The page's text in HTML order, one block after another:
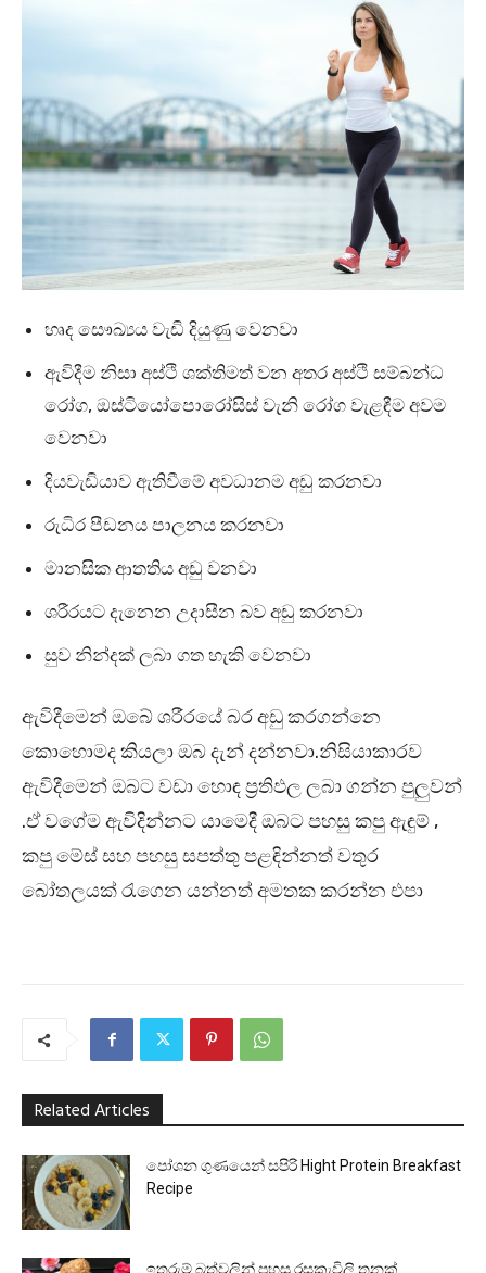
හෘද සෞඛ්‍යය වැඩි දියුණු වෙනවා
ඇවිදීම නිසා අස්ථි ශක්තිමත් වන අතර අස්ථි සම්බන්ධ
රෝග, ඔස්ටියෝපොරෝසිස් වැනි රෝග වැළඳීම අවම
වෙනවා
දියවැඩියාව ඇතිවීමේ අවධානම අඩු කරනවා
රුධිර පීඩනය පාලනය කරනවා
මානසික ආතතිය අඩු වනවා
ශරීරයට දැනෙන උදාසීන බව අඩු කරනවා
සුව නින්දක් ලබා ගත හැකි වෙනවා
ඇවිදීමෙන් ඔබේ ශරීරයේ බර අඩු කරගන්නෙ
කොහොමද කියලා ඔබ දැන් දන්නවා.නිසියාකාරව
ඇවිදීමෙන් ඔබට වඩා හොඳ ප්‍රතිඵල ලබා ගන්න පුලුවන්
.ඒ වගේම ඇවිදින්නට යාමෙදී ඔබට පහසු කපු ඇඳුම් ,
කපු මේස් සහ පහසු සපත්තු පළඳින්නත් වතුර
බෝතලයක් රැගෙන යන්නත් අමතක කරන්න එපා
Related Articles
පෝශන ගුණයෙන් සපිරි Hight Protein Breakfast
Recipe
ඉතුරුම් බත්වලින් පහසු රසකැවිලි තුනක්